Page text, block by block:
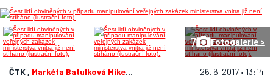
7 Fotogalerie >
ČTK , Markéta Batulková Mikešová 26. 6. 2017 • 13:14